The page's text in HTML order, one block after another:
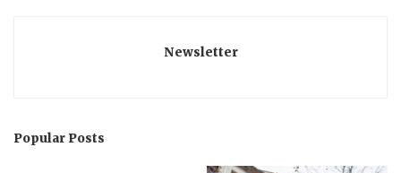
Newsletter
Popular Posts